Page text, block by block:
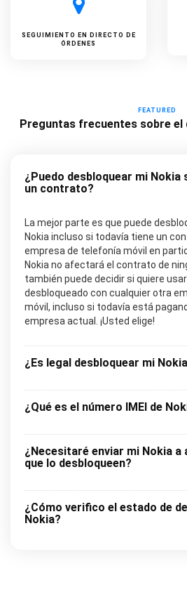
SEGUIMIENTO EN DIRECTO DE
ÓRDENES
FEATURED
Preguntas frecuentes sobre el
¿Puedo desbloquear mi Nokia
un contrato?
La mejor parte es que puede
Nokia incluso si todavía tiene un
empresa de telefonía móvil en
Nokia no afectará el contrato de
también puede decidir si quiere
desbloqueado con cualquier otra
móvil, incluso si todavía está
empresa actual. ¡Usted elige!
¿Es legal desbloquear mi
¿Qué es el número IMEI de
¿Necesitaré enviar mi Nokia a
que lo desbloqueen?
¿Cómo verifico el estado de
Nokia?